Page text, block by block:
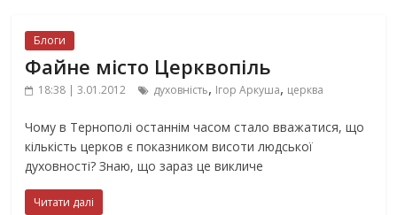
Блоги
Файне місто Церквопіль
18:38 | 3.01.2012 духовність, Ігор Аркуша, церква
Чому в Тернополі останнім часом стало вважатися, що
кількість церков є показником висоти людської
духовності? Знаю, що зараз це викличе
Читати далі